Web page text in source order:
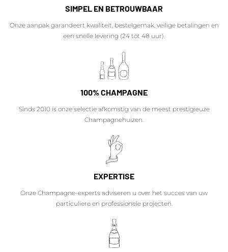
SIMPEL EN BETROUWBAAR
Onze aanpak garandeert kwaliteit, bestelgemak, veilige betalingen en
een snelle levering (24 tot 48 uur).
100% CHAMPAGNE
Sinds 2010 is onze selectie afkomstig van de meest prestigieuze
Champagnehuizen.
EXPERTISE
Onze Champagne-experts adviseren u over het succes van uw
particuliere en professionele projecten.